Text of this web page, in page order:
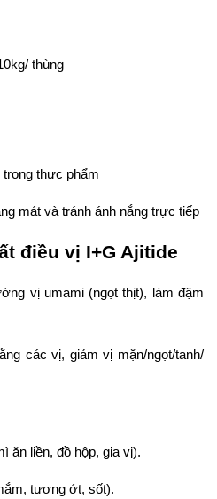
thùng
trong thực phẩm
mát và tránh ánh nắng trực tiếp
điều vị I+G Ajitide
vị umami (ngọt thịt), làm đậm
các vị, giảm vị mặn/ngọt/tanh/
ăn liền, đồ hộp, gia vị).
tương ớt, sốt).